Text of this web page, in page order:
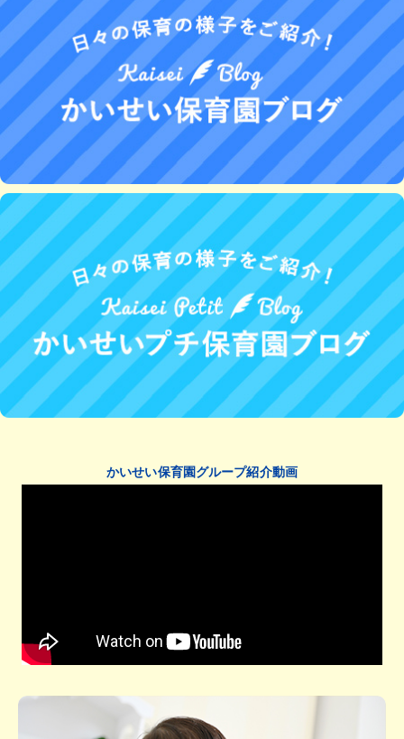
かいせい保育園グループ紹介動画